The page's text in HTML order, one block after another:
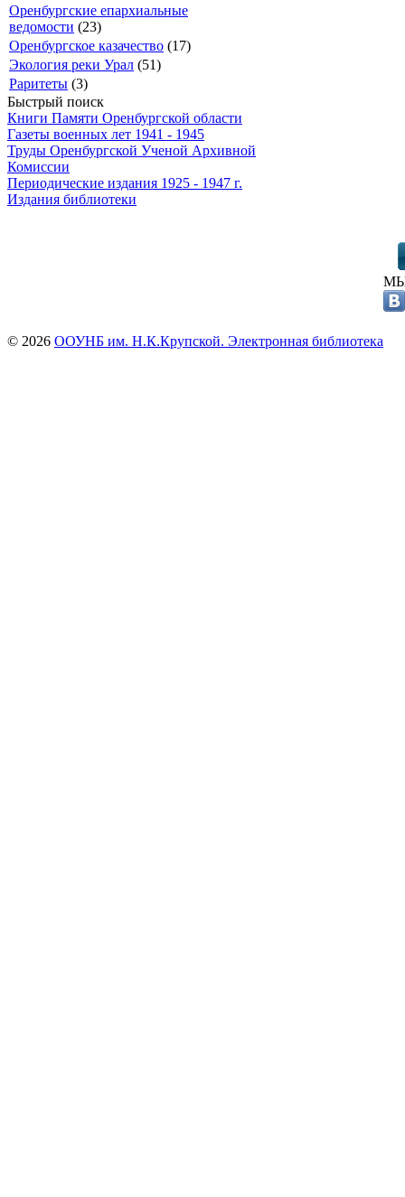
Оренбургские епархиальные
ведомости (23)
Оренбургское казачество (17)
Экология реки Урал (51)
Раритеты (3)
Быстрый поиск
Книги Памяти Оренбургской области
Газеты военных лет 1941 - 1945
Труды Оренбургской Ученой Архивной
Комиссии
Периодические издания 1925 - 1947 г.
Издания библиотеки
© 2026 ООУНБ им. Н.К.Крупской. Электронная библиотека